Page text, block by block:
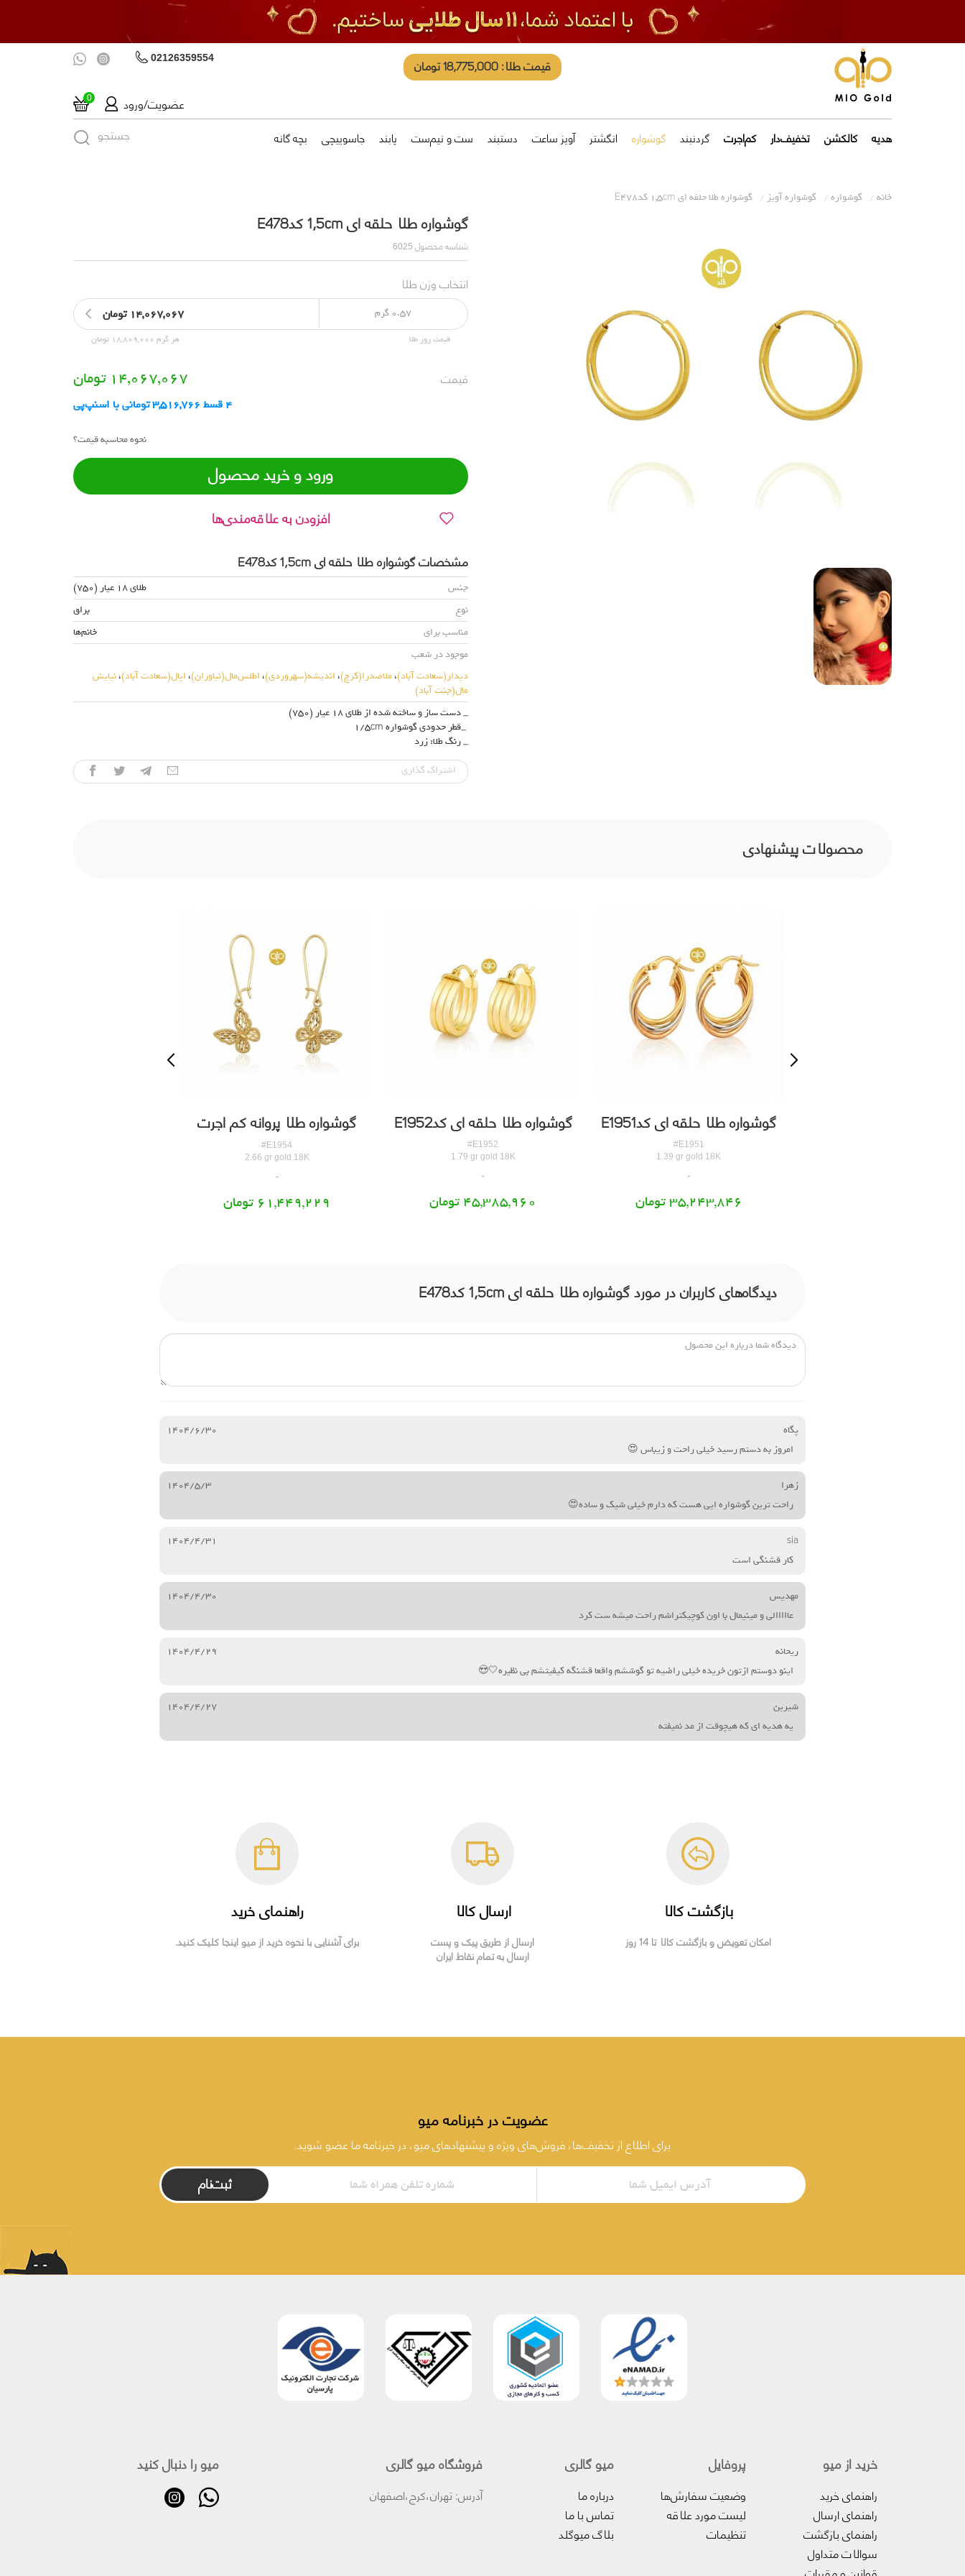
قیمت طلا: 18,775,000 تومان 02126359554
0 عضویت/ورود
هدیه کالکشن تخفیف‌دار کم‌اجرت گردنبند گوشواره انگشتر آویز ساعت دستبند ست و نیم‌ست پابند جاسوییچی بچه گانه جستجو
خانه گوشواره گوشواره آویز گوشواره طلا حلقه ای 1,5cm کدE478
گوشواره طلا حلقه ای 1,5cm کدE478
شناسه محصول
انتخاب وزن طلا
0.57 گرم 14,067,067 تومان
قیمت روز طلا هر گرم 18,809,000 تومان
قیمت 14,067,067 تومان
4 قسط 3,516,766 تومانی با اسنپ‌پی
نحوه محاسبه قیمت؟
ورود و خرید محصول
افزودن به علاقه‌مندی‌ها
مشخصات گوشواره طلا حلقه ای 1,5cm کدE478
جنس
طلای 18 عیار (750)
نوع
براق
مناسب برای
خانم‌ها
موجود در شعب
دیدار(سعادت آباد)،ملاصدرا(کرج)،اندیشه(سهروردی)،اطلس‌مال(نیاوران)،اپال(سعادت آباد)،نیایش
مال(جنت آباد)
_ دست ساز و ساخته شده از طلای 18 عیار (750)
_قطر حدودی گوشواره 1/5cm
_ رنگ طلا: زرد
اشتراک‌ گذاری
محصولات پیشنهادی
گوشواره طلا پروانه کم اجرت
کدE1954#E1954
2.66 gr gold 18K
61,449,229 تومان
گوشواره طلا حلقه ای کدE1952
#E1952
1.79 gr gold 18K
45,385,960 تومان
گوشواره طلا حلقه ای کدE1951
#E1951
1.39 gr gold 18K
35,243,846 تومان
دیدگاه‌های کاربران در مورد گوشواره طلا حلقه ای 1,5cm کدE478
پگاه
1404/6/30
امروز به دستم رسید خیلی راحت و زیباس 😍
زهرا
1404/5/3
راحت ترین گوشواره ایی هست که دارم خیلی شیک و ساده😍
sia
1404/4/31
کار قشنگی است
مهدیس
1404/4/30
عااااالی و مینیمال با اون کوچیکتراشم راحت میشه ست کرد
ریحانه
1404/4/29
اینو دوستم ازتون خریده خیلی راضیه تو گوششم واقعا قشنگه کیفیتشم بی نظیره🤍😍
شیرین
1404/4/27
یه هدیه ای که هیچوقت از مد نمیفته
بازگشت کالا
امکان تعویض و بازگشت کالا تا 14 روز
ارسال کالا
ارسال از طریق پیک و پست
ارسال به تمام نقاط ایران
راهنمای خرید
برای آشنایی با نحوه خرید از میو اینجا کلیک کنید.
عضویت در خبرنامه میو
برای اطلاع از تخفیف‌ها، فروش‌های ویژه و پیشنهادهای میو، در خبرنامه ما عضو شوید.
ثبت‌نام
خرید از میو
راهنمای خرید
راهنمای ارسال
راهنمای بازگشت
سوالات متداول
پروفایل‌
وضعیت سفارش‌ها
لیست مورد علاقه
تنظیمات
میو گالری
درباره ما
تماس با ما
بلاگ میوگلد
فروشگاه میو گالری
آدرس: تهران،کرج،اصفهان
میو را دنبال کنید